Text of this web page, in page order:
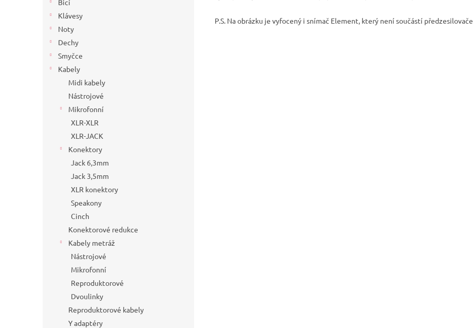
Bicí
Klávesy
Noty
Dechy
Smyčce
Kabely
Midi kabely
Nástrojové
Mikrofonní
XLR-XLR
XLR-JACK
Konektory
Jack 6,3mm
Jack 3,5mm
XLR konektory
Speakony
Cinch
Konektorové redukce
Kabely metráž
Nástrojové
Mikrofonní
Reproduktorové
Dvoulinky
Reproduktorové kabely
Y adaptéry
P.S. Na obrázku je vyfocený i snímač Element, který není součástí předzesilovače.